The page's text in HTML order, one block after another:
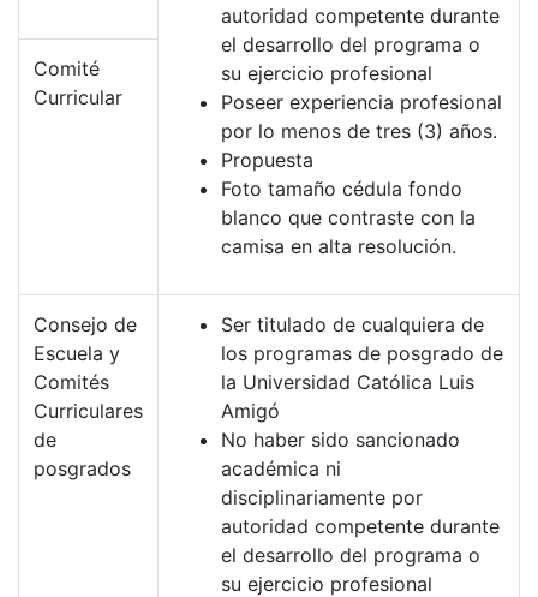
autoridad competente durante
el desarrollo del programa o
su ejercicio profesional
Poseer experiencia profesional
por lo menos de tres (3) años.
Propuesta
Foto tamaño cédula fondo
blanco que contraste con la
camisa en alta resolución.
Comité
Curricular
Consejo de
Escuela y
Comités
Curriculares
de
posgrados
Ser titulado de cualquiera de
los programas de posgrado de
la Universidad Católica Luis
Amigó
No haber sido sancionado
académica ni
disciplinariamente por
autoridad competente durante
el desarrollo del programa o
su ejercicio profesional